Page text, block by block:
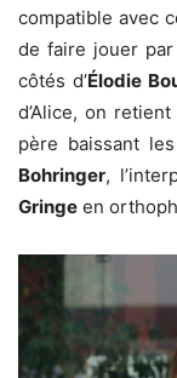
compatible avec
de faire jouer
côtés d’Élodie
d’Alice, on
père baissant
Bohringer,
Gringe en